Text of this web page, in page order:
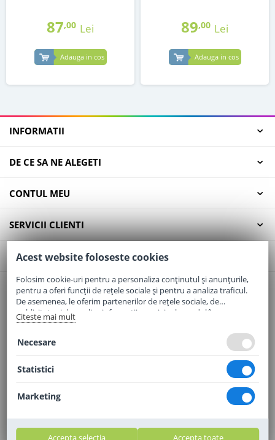
87,00 Lei
Adauga in cos
89,00 Lei
Adauga in cos
INFORMATII
DE CE SA NE ALEGETI
CONTUL MEU
SERVICII CLIENTI
CONTACT
Email:office@elaptepraf.ro
Telefon:0745-964-449
Adresa:Sos. Borsului, Nr. 20, Oradea, Jud. Bihor
Acest website foloseste cookies
Folosim cookie-uri pentru a personaliza conținutul și anunțurile,
pentru a oferi funcții de rețele sociale și pentru a analiza traficul.
De asemenea, le oferim partenerilor de rețele sociale, de
publicitate și de analize informații cu privire la modul în care
folosiți site-ul nostru. Aceștia le pot combina cu alte informații
Citeste mai mult
Necesare
Statistici
Marketing
Accepta selectia Accepta toate